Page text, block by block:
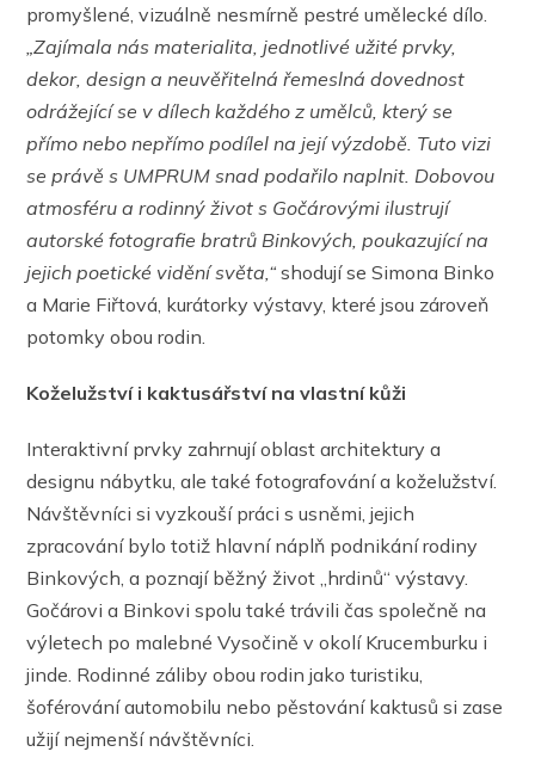
promyšlené, vizuálně nesmírně pestré umělecké dílo.
„Zajímala nás materialita, jednotlivé užité prvky,
dekor, design a neuvěřitelná řemeslná dovednost
odrážející se v dílech každého z umělců, který se
přímo nebo nepřímo podílel na její výzdobě. Tuto vizi
se právě s UMPRUM snad podařilo naplnit. Dobovou
atmosféru a rodinný život s Gočárovými ilustrují
autorské fotografie bratrů Binkových, poukazující na
jejich poetické vidění světa,“ shodují se Simona Binko
a Marie Fiřtová, kurátorky výstavy, které jsou zároveň
potomky obou rodin.
Koželužství i kaktusářství na vlastní kůži
Interaktivní prvky zahrnují oblast architektury a
designu nábytku, ale také fotografování a koželužství.
Návštěvníci si vyzkouší práci s usněmi, jejich
zpracování bylo totiž hlavní náplň podnikání rodiny
Binkových, a poznají běžný život „hrdinů“ výstavy.
Gočárovi a Binkovi spolu také trávili čas společně na
výletech po malebné Vysočině v okolí Krucemburku i
jinde. Rodinné záliby obou rodin jako turistiku,
šoférování automobilu nebo pěstování kaktusů si zase
užijí nejmenší návštěvníci.